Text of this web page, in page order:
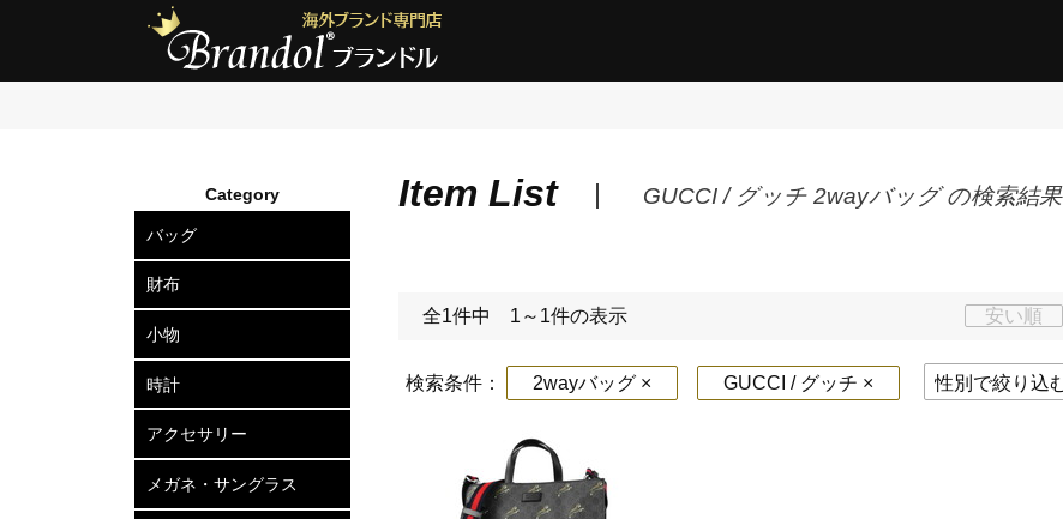
Item List GUCCI / グッチ 2wayバッグ の検索結果
全1件中 1～1件の表示 安い順
検索条件： 2wayバッグ × GUCCI / グッチ ×
Category
バッグ
ショルダーバッグ
2wayトートバッグ
トートバッグ
ボディバッグ
リュックサック
セカンドバッグ
ビジネスバッグ
アタッシュケース
ハードケース
ボストンバッグ
スーツケース
ビジネスキャリー
財布
長財布
二つ折り財布
三つ折り財布
小銭入れ
小物
カードケース
定期入れ
名刺入れ
キーケース
キーリング
ポーチ
ベルト
マネークリップ
ネクタイピン
カフスボタン
ウォレットチェーン
傘
時計
メンズ腕時計
レディース腕時計
アクセサリー
ピアス
ネックレス
ブレスレット
リング
ヘアアクセサリー
メガネ・サングラス